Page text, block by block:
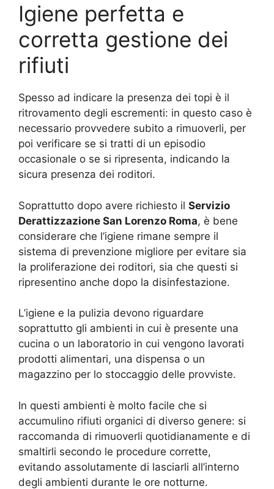
Igiene perfetta e
corretta gestione dei
rifiuti
Spesso ad indicare la presenza dei topi è il
ritrovamento degli escrementi: in questo caso è
necessario provvedere subito a rimuoverli, per
poi verificare se si tratti di un episodio
occasionale o se si ripresenta, indicando la
sicura presenza dei roditori.
Soprattutto dopo avere richiesto il Servizio
Derattizzazione San Lorenzo Roma, è bene
considerare che l’igiene rimane sempre il
sistema di prevenzione migliore per evitare sia
la proliferazione dei roditori, sia che questi si
ripresentino anche dopo la disinfestazione.
L’igiene e la pulizia devono riguardare
soprattutto gli ambienti in cui è presente una
cucina o un laboratorio in cui vengono lavorati
prodotti alimentari, una dispensa o un
magazzino per lo stoccaggio delle provviste.
In questi ambienti è molto facile che si
accumulino rifiuti organici di diverso genere: si
raccomanda di rimuoverli quotidianamente e di
smaltirli secondo le procedure corrette,
evitando assolutamente di lasciarli all’interno
degli ambienti durante le ore notturne.